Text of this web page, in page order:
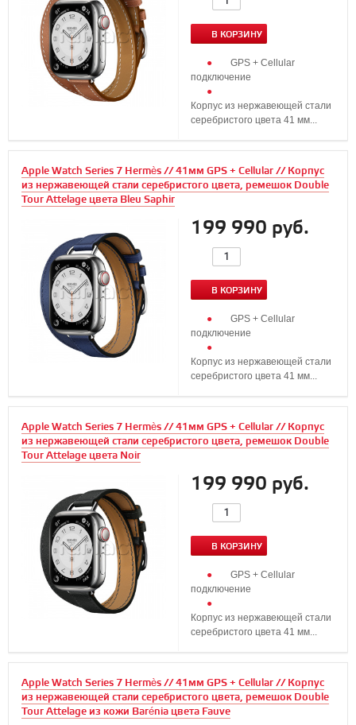
В КОРЗИНУ
GPS + Cellular
подключение
Корпус из нержавеющей стали
серебристого цвета 41 мм...
Apple Watch Series 7 Hermès // 41мм GPS + Cellular // Корпус
из нержавеющей стали серебристого цвета, ремешок Double
Tour Attelage цвета Bleu Saphir
199 990 руб.
В КОРЗИНУ
GPS + Cellular
подключение
Корпус из нержавеющей стали
серебристого цвета 41 мм...
Apple Watch Series 7 Hermès // 41мм GPS + Cellular // Корпус
из нержавеющей стали серебристого цвета, ремешок Double
Tour Attelage цвета Noir
199 990 руб.
В КОРЗИНУ
GPS + Cellular
подключение
Корпус из нержавеющей стали
серебристого цвета 41 мм...
Apple Watch Series 7 Hermès // 41мм GPS + Cellular // Корпус
из нержавеющей стали серебристого цвета, ремешок Double
Tour Attelage из кожи Barénia цвета Fauve